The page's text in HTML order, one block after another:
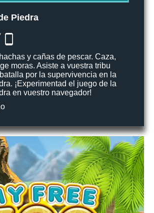
Piedra
y cañas de pescar. Caza,
moras. Asiste a vuestra tribu
por la supervivencia en la
¡Experimentad el juego de la
en vuestro navegador!